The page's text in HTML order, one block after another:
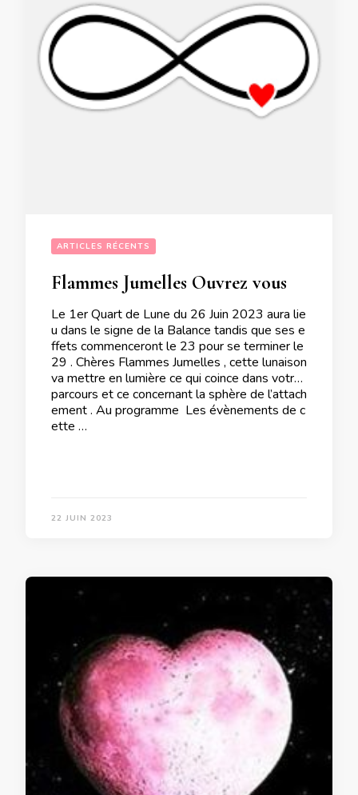
ARTICLES RÉCENTS
Le 1er Quart de Lune du 26 Juin 2023 aura lie
u dans le signe de la Balance tandis que ses e
ffets commenceront le 23 pour se terminer le
29 . Chères Flammes Jumelles , cette lunaison
va mettre en lumière ce qui coince dans votre
parcours et ce concernant la sphère de l’attach
ement . Au programme Les évènements de c
ette …
22 JUIN 2023